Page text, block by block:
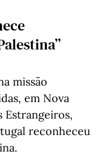
missão
em Nova
Estrangeiros,
reconheceu